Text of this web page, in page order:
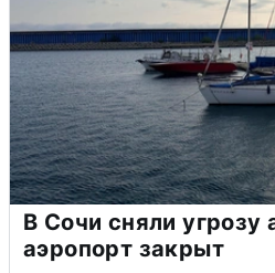
В Сочи сняли угрозу
аэропорт закрыт